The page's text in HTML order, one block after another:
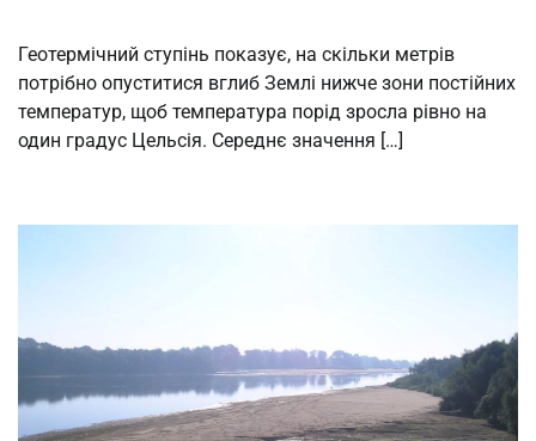
Геотермічний ступінь показує, на скільки метрів
потрібно опуститися вглиб Землі нижче зони постійних
температур, щоб температура порід зросла рівно на
один градус Цельсія. Середнє значення […]